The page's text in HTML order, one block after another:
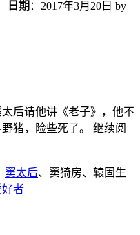
日期 ： 2017年3月20日 by
后请他讲《老子》，他不
猪，险些死了。 继续阅
窦太后、窦猗房、辕固生
好者